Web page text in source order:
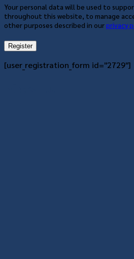
Your personal data will be used to
throughout this website, to manage
other purposes described in ourprivacy
Register
[user_registration_form id="2729"]